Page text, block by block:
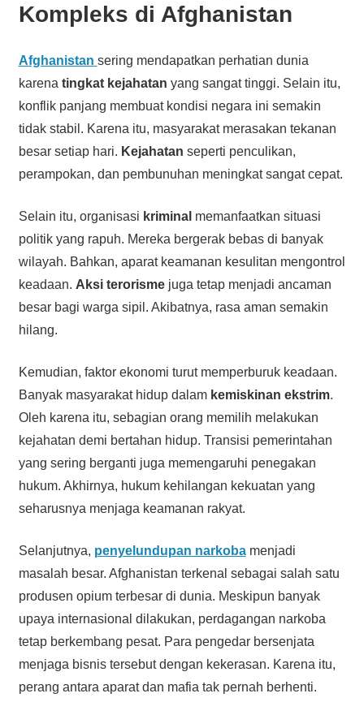
Kompleks di Afghanistan
Afghanistan sering mendapatkan perhatian dunia
karena tingkat kejahatan yang sangat tinggi. Selain itu,
konflik panjang membuat kondisi negara ini semakin
tidak stabil. Karena itu, masyarakat merasakan tekanan
besar setiap hari. Kejahatan seperti penculikan,
perampokan, dan pembunuhan meningkat sangat cepat.
Selain itu, organisasi kriminal memanfaatkan situasi
politik yang rapuh. Mereka bergerak bebas di banyak
wilayah. Bahkan, aparat keamanan kesulitan mengontrol
keadaan. Aksi terorismejuga tetap menjadi ancaman
besar bagi warga sipil. Akibatnya, rasa aman semakin
hilang.
Kemudian, faktor ekonomi turut memperburuk keadaan.
Banyak masyarakat hidup dalam kemiskinan ekstrim.
Oleh karena itu, sebagian orang memilih melakukan
kejahatan demi bertahan hidup. Transisi pemerintahan
yang sering berganti juga memengaruhi penegakan
hukum. Akhirnya, hukum kehilangan kekuatan yang
seharusnya menjaga keamanan rakyat.
Selanjutnya, penyelundupan narkobamenjadi
masalah besar. Afghanistan terkenal sebagai salah satu
produsen opium terbesar di dunia. Meskipun banyak
upaya internasional dilakukan, perdagangan narkoba
tetap berkembang pesat. Para pengedar bersenjata
menjaga bisnis tersebut dengan kekerasan. Karena itu,
perang antara aparat dan mafia tak pernah berhenti.